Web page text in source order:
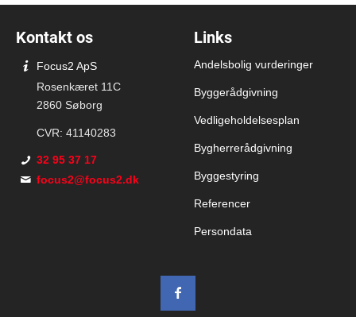
Kontakt os
Focus2 ApS
Rosenkæret 11C
2860 Søborg
CVR: 41140283
32 95 37 17
focus2@focus2.dk
Links
Andelsbolig vurderinger
Byggerådgivning
Vedligeholdelsesplan
Bygherrerådgivning
Byggestyring
Referencer
Persondata